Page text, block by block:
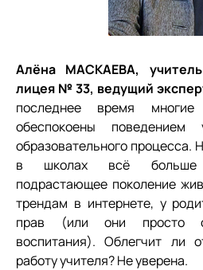
Алёна МАСКАЕВА,
лицея № 33, ведущий
последнее время многие
обеспокоены
образовательного процесса.
в школах всё больше
подрастающее поколение
трендам в интернете, у
прав (или они просто
воспитания). Облегчит ли
работу учителя? Не уверена.